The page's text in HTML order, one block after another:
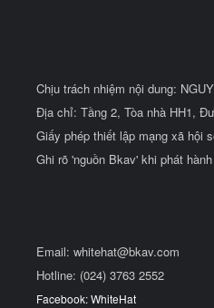
Chịu trách nhiệm nội dung:
Địa chỉ: Tầng 2, Tòa nhà HH1,
Giấy phép thiết lập mạng xã hội
Ghi rõ 'nguồn Bkav' khi phát
Email: whitehat@bkav.com
Hotline: (024) 3763 2552
Facebook: WhiteHat